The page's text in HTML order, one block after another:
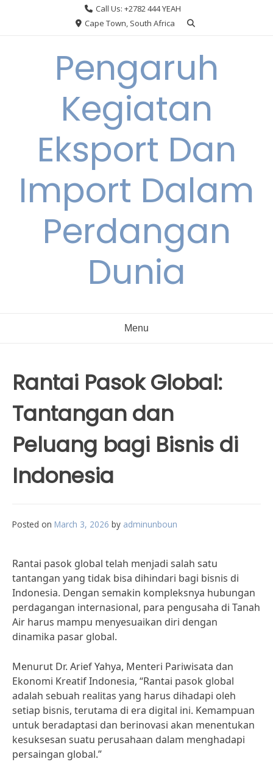
Call Us: +2782 444 YEAH
Cape Town, South Africa
Pengaruh
Kegiatan
Eksport Dan
Import Dalam
Perdangan
Dunia
Menu
Rantai Pasok Global:
Tantangan dan
Peluang bagi Bisnis di
Indonesia
Posted on March 3, 2026 by adminunboun
Rantai pasok global telah menjadi salah satu
tantangan yang tidak bisa dihindari bagi bisnis di
Indonesia. Dengan semakin kompleksnya hubungan
perdagangan internasional, para pengusaha di Tanah
Air harus mampu menyesuaikan diri dengan
dinamika pasar global.
Menurut Dr. Arief Yahya, Menteri Pariwisata dan
Ekonomi Kreatif Indonesia, “Rantai pasok global
adalah sebuah realitas yang harus dihadapi oleh
setiap bisnis, terutama di era digital ini. Kemampuan
untuk beradaptasi dan berinovasi akan menentukan
kesuksesan suatu perusahaan dalam menghadapi
persaingan global.”